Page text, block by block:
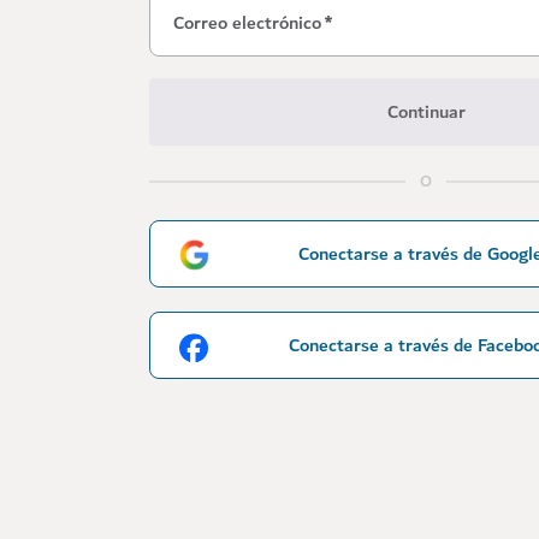
Correo electrónico*
Continuar
O
Conectarse a través de
Conectarse a través de